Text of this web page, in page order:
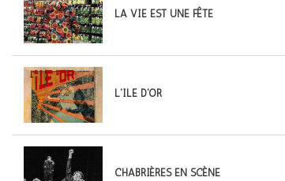
LA VIE EST UNE FÊTE
L'ILE D'OR
CHABRIÈRES EN SCÈNE